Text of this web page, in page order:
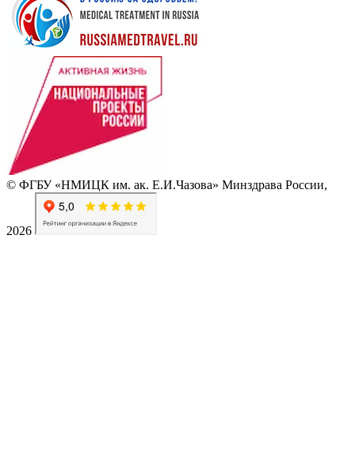
© ФГБУ «НМИЦК им. ак. Е.И.Чазова» Минздрава России,
2026